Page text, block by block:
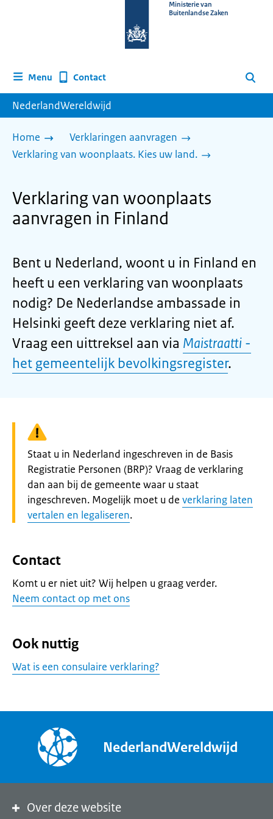
homepage
Ministerie van
Buitenlandse Zaken
Menu Contact Zoeken
NederlandWereldwijd
Home
Verklaringen aanvragen
Verklaring van woonplaats. Kies uw land.
Verklaring van woonplaats
aanvragen in Finland
Bent u Nederland, woont u in Finland en
heeft u een verklaring van woonplaats
nodig? De Nederlandse ambassade in
Helsinki geeft deze verklaring niet af.
Vraag een uittreksel aan via Maistraatti -
het gemeentelijk bevolkingsregister.
Waarschuwing:
Staat u in Nederland ingeschreven in de Basis
Registratie Personen (BRP)? Vraag de verklaring
dan aan bij de gemeente waar u staat
ingeschreven. Mogelijk moet u de verklaring laten
vertalen en legaliseren.
Contact
Komt u er niet uit? Wij helpen u graag verder.
Neem contact op met ons
Ook nuttig
Wat is een consulaire verklaring?
NederlandWereldwijd
Over deze website